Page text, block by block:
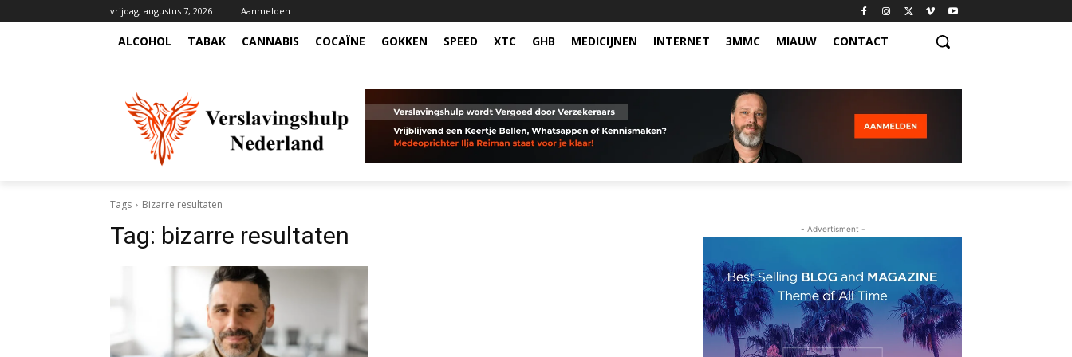
vrijdag, augustus 7, 2026 Aanmelden
ALCOHOL TABAK CANNABIS COCAÏNE GOKKEN SPEED XTC GHB MEDICIJNEN INTERNET 3MMC MIAUW CONTACT
Tags Bizarre resultaten
Tag: bizarre resultaten - Advertisment -